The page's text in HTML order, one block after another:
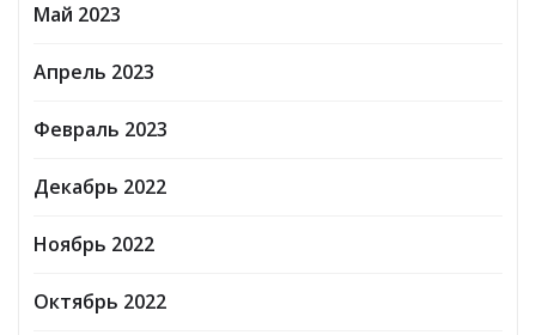
Май 2023
Апрель 2023
Февраль 2023
Декабрь 2022
Ноябрь 2022
Октябрь 2022